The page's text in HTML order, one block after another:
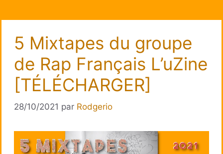
5 Mixtapes du groupe
de Rap Français L’uZine
[TÉLÉCHARGER]
28/10/2021 par Rodgerio